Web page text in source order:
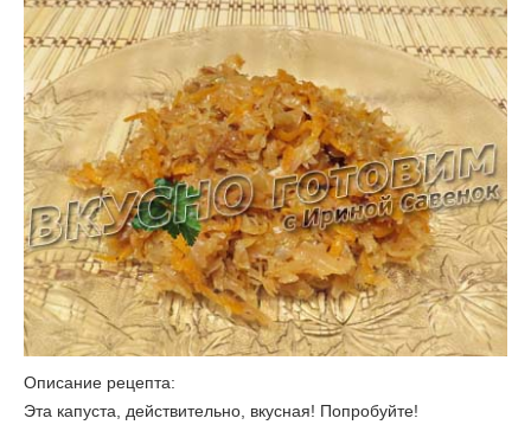
Описание рецепта:
Эта капуста, действительно, вкусная! Попробуйте!